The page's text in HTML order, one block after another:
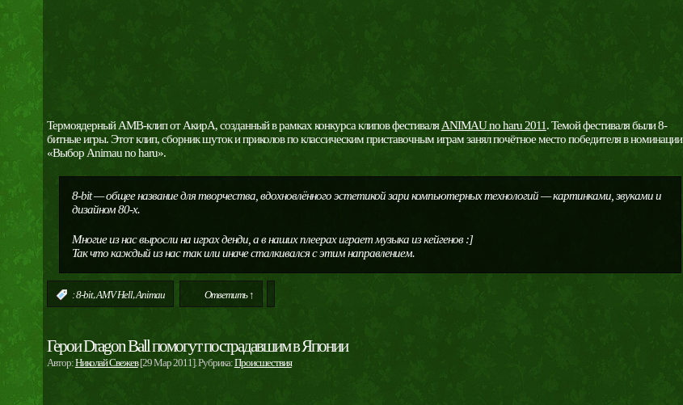
Термоядерный АМВ-клип от АкирА, созданный в рамках конкурса клипов фестиваляANIMAU no haru 2011. Темой фестиваля были 8-
битные игры. Этот клип, сборник шуток и приколов по классическим приставочным играм занял почётное место победителя в номинации
«Выбор Animau no haru».
8-bit — общее название для творчества, вдохновлённого эстетикой зари компьютерных технологий — картинками, звуками и
дизайном 80-х.
Многие из нас выросли на играх денди, а в наших плеерах играет музыка из кейгенов :]
Так что каждый из нас так или иначе сталкивался с этим направлением.
:8-bit,AMV Hell,Animau Ответить ↑
Герои Dragon Ball помогут пострадавшим в Японии
Автор:Николай Свежев[29 Мар 2011]. Рубрика:Происшествия